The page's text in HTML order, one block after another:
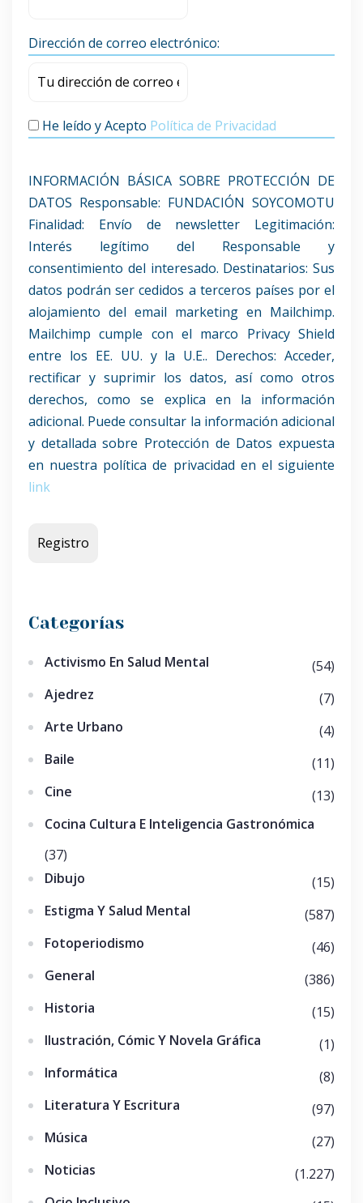
Dirección de correo electrónico:
He leído y Acepto Política de Privacidad
INFORMACIÓN BÁSICA SOBRE PROTECCIÓN DE
DATOS Responsable: FUNDACIÓN SOYCOMOTU
Finalidad: Envío de newsletter Legitimación:
Interés legítimo del Responsable y
consentimiento del interesado. Destinatarios: Sus
datos podrán ser cedidos a terceros países por el
alojamiento del email marketing en Mailchimp.
Mailchimp cumple con el marco Privacy Shield
entre los EE. UU. y la U.E.. Derechos: Acceder,
rectificar y suprimir los datos, así como otros
derechos, como se explica en la información
adicional. Puede consultar la información adicional
y detallada sobre Protección de Datos expuesta
en nuestra política de privacidad en el siguiente
link
Categorías
Activismo En Salud Mental
(54)
Ajedrez
(7)
Arte Urbano
(4)
Baile
(11)
Cine
(13)
Cocina Cultura E Inteligencia Gastronómica
(37)
Dibujo
(15)
Estigma Y Salud Mental
(587)
Fotoperiodismo
(46)
General
(386)
Historia
(15)
Ilustración, Cómic Y Novela Gráfica
(1)
Informática
(8)
Literatura Y Escritura
(97)
Música
(27)
Noticias
(1.227)